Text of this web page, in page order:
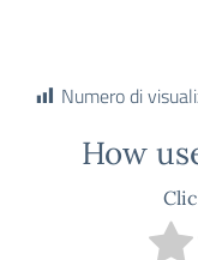
Numero di
How